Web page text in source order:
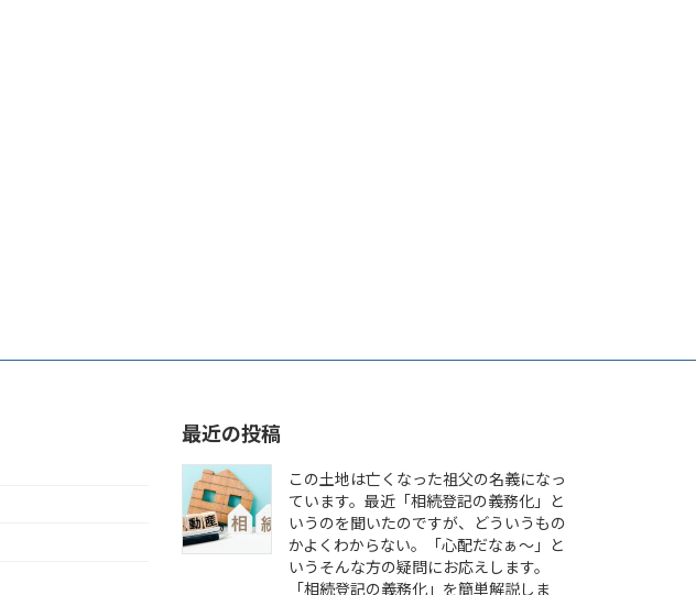
最近の投稿
この土地は亡くなった祖父の名義になっ
ています。最近「相続登記の義務化」と
いうのを聞いたのですが、どういうもの
かよくわからない。「心配だなぁ～」と
いうそんな方の疑問にお応えします。
「相続登記の義務化」を簡単解説しま